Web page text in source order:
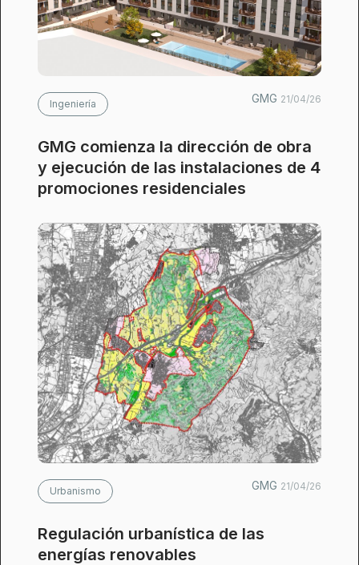
Ingeniería GMG 21/04/26
GMG comienza la dirección de obra
y ejecución de las instalaciones de 4
promociones residenciales
Urbanismo GMG 21/04/26
Regulación urbanística de las
energías renovables